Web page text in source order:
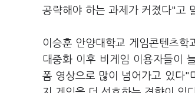
공략해야 하는 과제가 커졌다"고
이승훈 안양대학교 게임콘텐츠
대중화 이후 비게임 이용자들이
폼 영상으로 많이 넘어가고 있다"